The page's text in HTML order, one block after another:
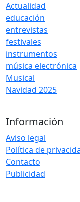
Actualidad
educación
entrevistas
festivales
instrumentos
música electrónica
Musical
Navidad 2025
Información
Aviso legal
Política de
Contacto
Publicidad